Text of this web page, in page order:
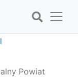
Powiat